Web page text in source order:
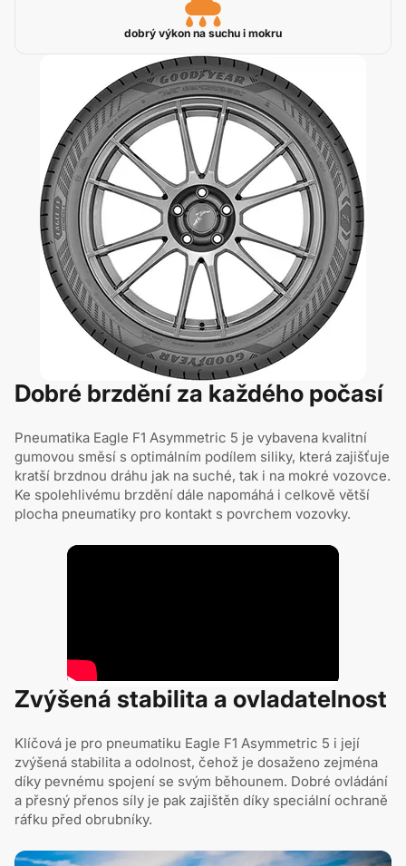
dobrý výkon na suchu i mokru
Dobré brzdění za každého počasí
Pneumatika Eagle F1 Asymmetric 5 je vybavena kvalitní
gumovou směsí s optimálním podílem siliky, která zajišťuje
kratší brzdnou dráhu jak na suché, tak i na mokré vozovce.
Ke spolehlivému brzdění dále napomáhá i celkově větší
plocha pneumatiky pro kontakt s povrchem vozovky.
Zvýšená stabilita a ovladatelnost
Klíčová je pro pneumatiku Eagle F1 Asymmetric 5 i její
zvýšená stabilita a odolnost, čehož je dosaženo zejména
díky pevnému spojení se svým běhounem. Dobré ovládání
a přesný přenos síly je pak zajištěn díky speciální ochraně
ráfku před obrubníky.